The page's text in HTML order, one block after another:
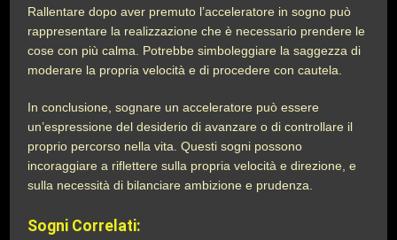
Rallentare dopo aver premuto l’acceleratore in sogno può
rappresentare la realizzazione che è necessario prendere le
cose con più calma. Potrebbe simboleggiare la saggezza di
moderare la propria velocità e di procedere con cautela.
In conclusione, sognare un acceleratore può essere
un’espressione del desiderio di avanzare o di controllare il
proprio percorso nella vita. Questi sogni possono
incoraggiare a riflettere sulla propria velocità e direzione, e
sulla necessità di bilanciare ambizione e prudenza.
Sogni Correlati: